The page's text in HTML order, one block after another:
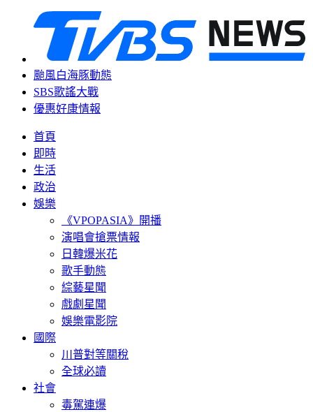
颱風白海豚動態
SBS歌謠大戰
優惠好康情報
首頁
即時
生活
政治
娛樂
《VPOPASIA》開播
演唱會搶票情報
日韓爆米花
歌手動態
綜藝星聞
戲劇星聞
娛樂電影院
國際
川普對等關稅
全球必讀
社會
毒駕連爆